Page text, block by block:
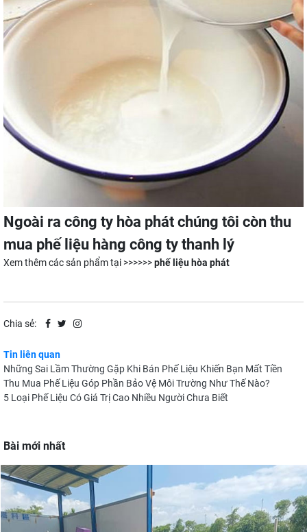
Ngoài ra công ty hòa phát chúng tôi còn thu
mua phế liệu hàng công ty thanh lý
Xem thêm các sản phẩm tại >>>>>>phế liệu hòa phát
Chia sẻ:
Tin liên quan
Những Sai Lầm Thường Gặp Khi Bán Phế Liệu Khiến Bạn Mất Tiền
Thu Mua Phế Liệu Góp Phần Bảo Vệ Môi Trường Như Thế Nào?
5 Loại Phế Liệu Có Giá Trị Cao Nhiều Người Chưa Biết
Bài mới nhất